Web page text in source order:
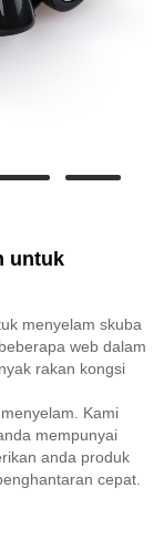
untuk
menyelam skuba
web dalam
rakan kongsi
Kami
mempunyai
anda produk
cepat.